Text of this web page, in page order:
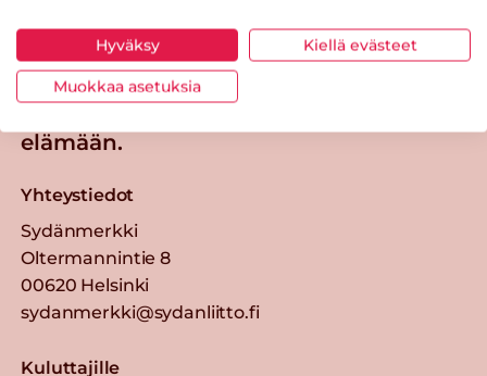
Takaisin ylös
elämään.
Yhteystiedot
Sydänmerkki
Oltermannintie 8
00620 Helsinki
sydanmerkki@sydanliitto.fi
Kuluttajille
Hyväksy Kiellä evästeet
Muokkaa asetuksia